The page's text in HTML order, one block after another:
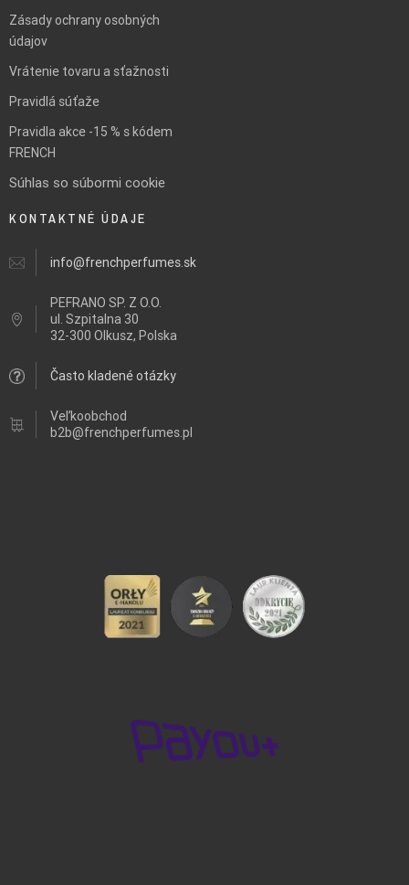
Zásady ochrany osobných
údajov
Vrátenie tovaru a sťažnosti
Pravidlá súťaže
Pravidla akce -15 % s kódem
FRENCH
Súhlas so súbormi cookie
KONTAKTNÉ ÚDAJE
info@frenchperfumes.sk
PEFRANO SP. Z O.O.
ul. Szpitalna 30
32-300 Olkusz, Polska
Často kladené otázky
Veľkoobchod
b2b@frenchperfumes.pl